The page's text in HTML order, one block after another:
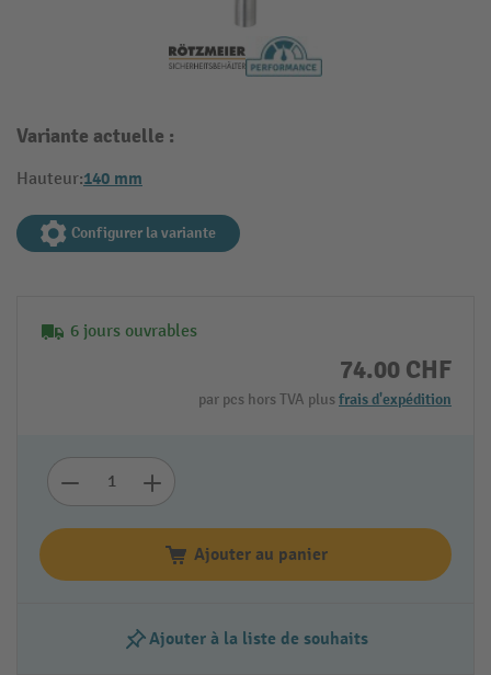
Variante actuelle :
Hauteur:140 mm
Configurer la variante
6 jours ouvrables
74.00 CHF
par pcs hors TVA plus frais d'expédition
Ajouter au panier
Ajouter à la liste de souhaits